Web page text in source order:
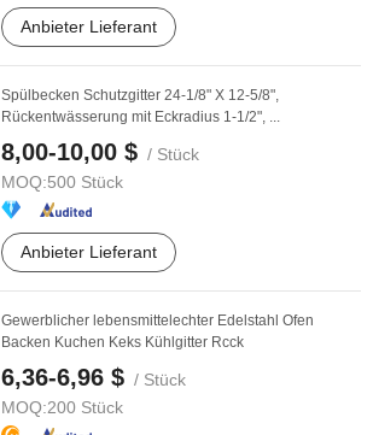
Anbieter Lieferant
Spülbecken Schutzgitter 24-1/8" X 12-5/8",
Rückentwässerung mit Eckradius 1-1/2", ...
8,00-10,00 $ / Stück
MOQ:500 Stück
Anbieter Lieferant
Gewerblicher lebensmittelechter Edelstahl Ofen
Backen Kuchen Keks Kühlgitter Rcck
6,36-6,96 $ / Stück
MOQ:200 Stück